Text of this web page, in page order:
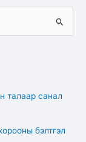
талаар санал
бэлтгэл